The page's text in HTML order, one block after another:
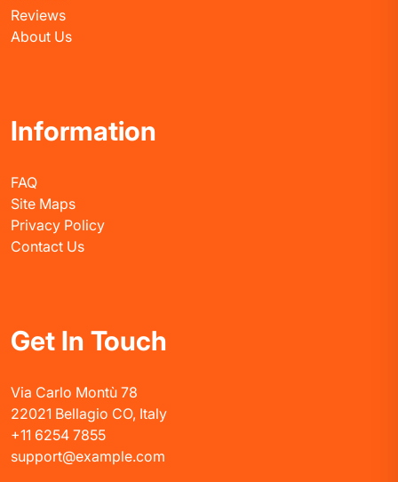
Reviews
About Us
Information
FAQ
Site Maps
Privacy Policy
Contact Us
Get In Touch
Via Carlo Montù 78
22021 Bellagio CO, Italy
+11 6254 7855
support@example.com